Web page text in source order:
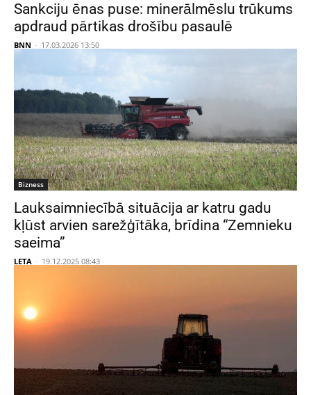
Sankciju ēnas puse: minerālmēslu trūkums
apdraud pārtikas drošību pasaulē
BNN - 17.03.2026 13:50
Bizness
Lauksaimniecībā situācija ar katru gadu
kļūst arvien sarežģītāka, brīdina “Zemnieku
saeima”
LETA - 19.12.2025 08:43